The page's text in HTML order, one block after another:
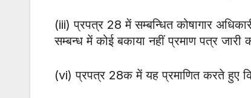
(iii) प्रपत्र 28 में सम्बन्धित कोषागार
सम्बन्ध में कोई बकाया नहीं प्रमाण पत्र
(vi) प्रपत्र 28क में यह प्रमाणित करते हुए